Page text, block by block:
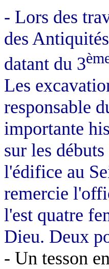
- Lors des
des
datant du 3
Les
responsable
importante
sur les
l'édifice au
remercie
l'est quatre
Dieu. Deux
- Un tesson